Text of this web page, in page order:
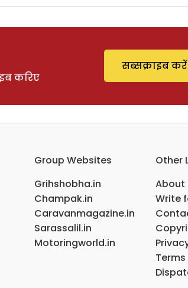
करिए
सब्सक्राइब करें
Group Websites
Grihshobha.in
Champak.in
Caravanmagazine.in
Sarassalil.in
Motoringworld.in
Other
About
Write